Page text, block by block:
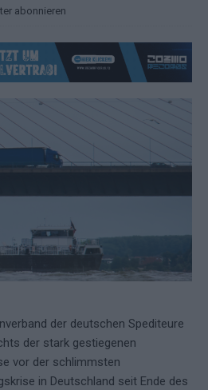
abonnieren
der deutschen Spediteure
der stark gestiegenen
vor der schlimmsten
in Deutschland seit Ende des